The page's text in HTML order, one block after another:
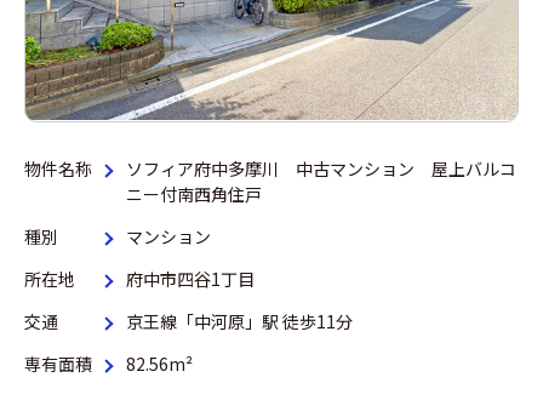
物件名称
ソフィア府中多摩川 中古マンション 屋上バルコ
ニー付南西角住戸
種別
マンション
所在地
府中市四谷1丁目
交通
京王線「中河原」駅 徒歩11分
専有面積
82.56m²